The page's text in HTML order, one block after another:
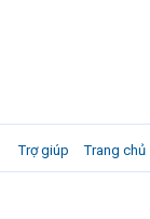
Trợ giúp Trang chủ